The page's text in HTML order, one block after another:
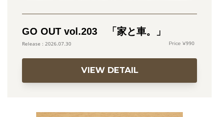
GO OUT vol.203 「家と車。」
2026.07.30 990
VIEW DETAIL